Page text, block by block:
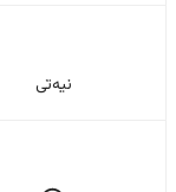
نیەتی